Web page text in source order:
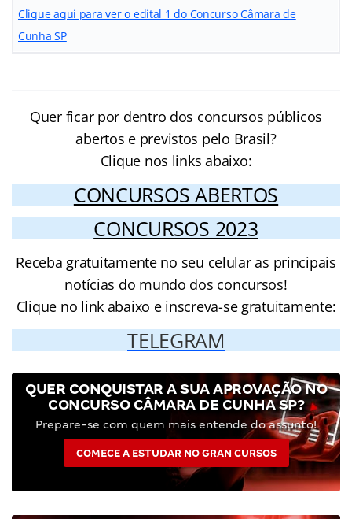
Clique aqui para ver o edital 1 do Concurso Câmara de
Cunha SP
Quer ficar por dentro dos concursos públicos
abertos e previstos pelo Brasil?
Clique nos links abaixo:
CONCURSOS ABERTOS
CONCURSOS 2023
Receba gratuitamente no seu celular as principais
notícias do mundo dos concursos!
Clique no link abaixo e inscreva-se gratuitamente:
TELEGRAM
QUER CONQUISTAR A SUA APROVAÇÃO NO
CONCURSO CÂMARA DE CUNHA SP?
Prepare-se com quem mais entende do assunto!
COMECE A ESTUDAR NO GRAN CURSOS